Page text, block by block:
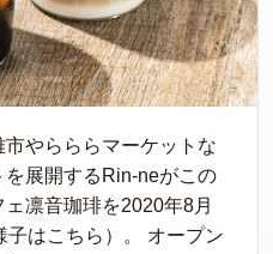
やらららマーケットな
展開するRin-neがこの
凛音珈琲を2020年8月
はこちら）。 オープン